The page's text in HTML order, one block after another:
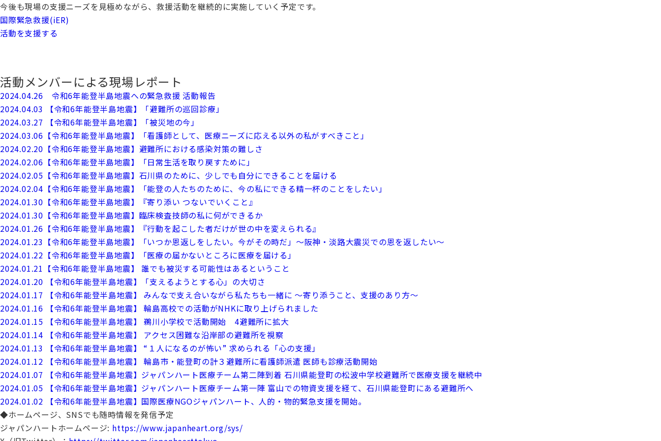
今後も現場の支援ニーズを見極めながら、救援活動を継続的に実施していく予定です。
国際緊急救援(iER)
活動を支援する
活動メンバーによる現場レポート
2024.04.26 令和6年能登半島地震への緊急救援 活動報告
2024.04.03 【令和6年能登半島地震】「避難所の巡回診療」
2024.03.27 【令和6年能登半島地震】「被災地の今」
2024.03.06【令和6年能登半島地震】「看護師として、医療ニーズに応える以外の私がすべきこと」
2024.02.20【令和6年能登半島地震】避難所における感染対策の難しさ
2024.02.06【令和6年能登半島地震】「日常生活を取り戻すために」
2024.02.05【令和6年能登半島地震】石川県のために、少しでも自分にできることを届ける
2024.02.04【令和6年能登半島地震】「能登の人たちのために、今の私にできる精一杯のことをしたい」
2024.01.30【令和6年能登半島地震】『寄り添い つないでいくこと』
2024.01.30【令和6年能登半島地震】臨床検査技師の私に何ができるか
2024.01.26【令和6年能登半島地震】『行動を起こした者だけが世の中を変えられる』
2024.01.23【令和6年能登半島地震】「いつか恩返しをしたい。今がその時だ」～阪神・淡路大震災での恩を返したい～
2024.01.22【令和6年能登半島地震】「医療の届かないところに医療を届ける」
2024.01.21【令和6年能登半島地震】 誰でも被災する可能性はあるということ
2024.01.20 【令和6年能登半島地震】「支えるようとする心」の大切さ
2024.01.17 【令和6年能登半島地震】 みんなで支え合いながら私たちも一緒に 〜寄り添うこと、支援のあり方～
2024.01.16 【令和6年能登半島地震】 輪島高校での活動がNHKに取り上げられました
2024.01.15 【令和6年能登半島地震】 鵜川小学校で活動開始 4避難所に拡大
2024.01.14 【令和6年能登半島地震】 アクセス困難な沿岸部の避難所を視察
2024.01.13 【令和6年能登半島地震】 “１人になるのが怖い” 求められる「心の支援」
2024.01.12 【令和6年能登半島地震】 輪島市・能登町の計３避難所に看護師派遣 医師も診療活動開始
2024.01.07 【令和6年能登半島地震】ジャパンハート医療チーム第二陣到着 石川県能登町の松波中学校避難所で医療支援を継続中
2024.01.05 【令和6年能登半島地震】ジャパンハート医療チーム第一陣 富山での物資支援を経て、石川県能登町にある避難所へ
2024.01.02 【令和6年能登半島地震】国際医療NGOジャパンハート、人的・物的緊急支援を開始。
◆ホームページ、SNSでも随時情報を発信予定
ジャパンハートホームページ: https://www.japanheart.org/sys/